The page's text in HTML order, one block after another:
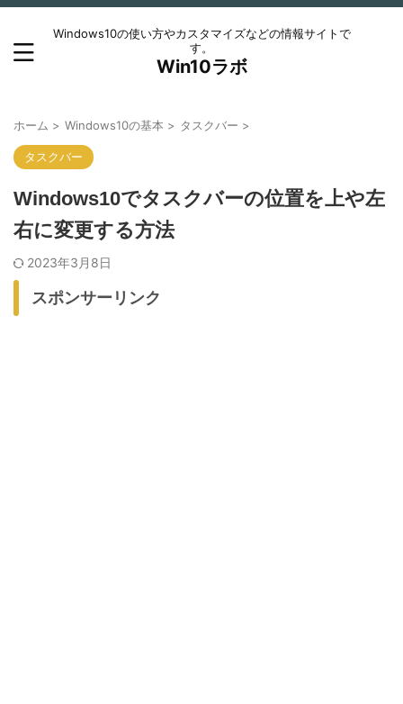
Windows10の使い方やカスタマイズなどの情報サイトで
す。
Win10ラボ
ホーム > Windows10の基本 > タスクバー >
タスクバー
Windows10でタスクバーの位置を上や左
右に変更する方法
2023年3月8日
スポンサーリンク